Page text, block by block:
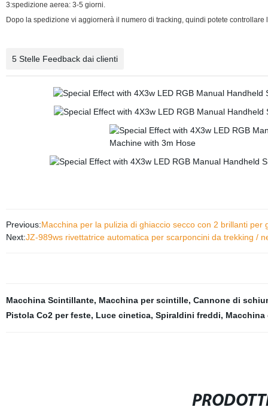
3:spedizione aerea: 3-5 giorni.
Dopo la spedizione vi aggiornerà il numero di tracking, quindi potete
5 Stelle Feedback dai clienti
Previous:Macchina per la pulizia di ghiaccio secco con 2 brillanti
Next:JZ-989ws rivettatrice automatica per scarponcini da trekking /
Macchina Scintillante, Macchina per scintille, Cannone di
Pistola Co2 per feste, Luce cinetica, Spiraldini freddi,